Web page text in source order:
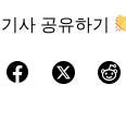
기사 공유하기